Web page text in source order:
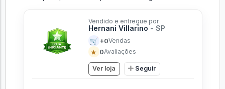
Vendido e entregue por
Hernani Villarino - SP
🛒 +0Vendas
★ 0Avaliações
Ver loja Seguir